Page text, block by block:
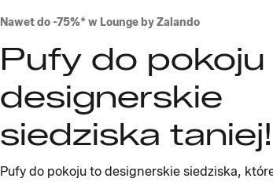
Nawet do -75%* w Lounge by Zalando
Pufy do pokoju
designerskie
siedziska taniej!
Pufy do pokoju to designerskie siedziska,